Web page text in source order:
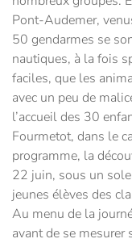
Pont-Audemer,
50 gendarmes se
nautiques, à la fois
faciles, que les
avec un peu de
l’accueil des 30
Fourmetot, dans le
programme, la
22 juin, sous un
jeunes élèves des
Au menu de la
avant de se mesurer